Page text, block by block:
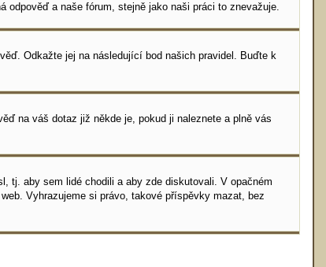
odpověď a naše fórum, stejně jako naši práci to znevažuje.
Odkažte jej na následující bod našich pravidel. Buďte k
na váš dotaz již někde je, pokud ji naleznete a plně vás
tj. aby sem lidé chodili a aby zde diskutovali. V opačném
Vyhrazujeme si právo, takové příspěvky mazat, bez